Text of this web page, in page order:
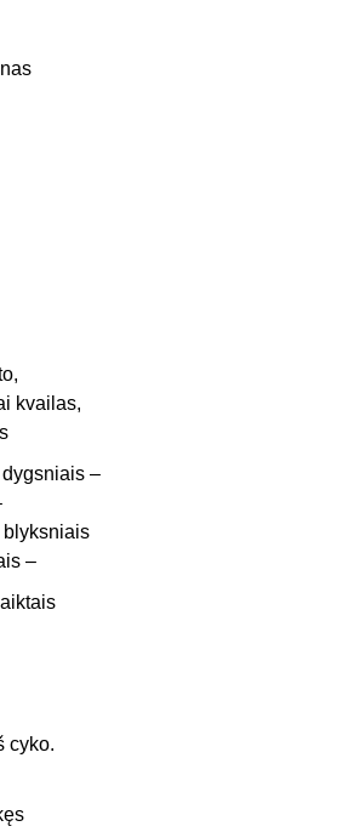
kvailas,
–
blyksniais
–
cyko.